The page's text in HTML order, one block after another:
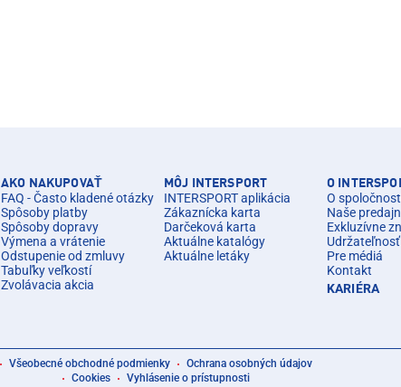
AKO NAKUPOVAŤ
FAQ - Často kladené otázky
Spôsoby platby
Spôsoby dopravy
Výmena a vrátenie
Odstupenie od zmluvy
Tabuľky veľkostí
Zvolávacia akcia
MÔJ INTERSPORT
INTERSPORT aplikácia
Zákaznícka karta
Darčeková karta
Aktuálne katalógy
Aktuálne letáky
O
O
Naše
Exkluzívne
Udržateľnosť
Pre médiá
Kontakt
KARIÉRA
Všeobecné obchodné podmienky
Ochrana osobných údajov
Cookies
Vyhlásenie o prístupnosti